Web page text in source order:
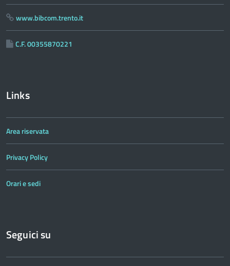
www.bibcom.trento.it
C.F. 00355870221
Links
Area riservata
Privacy Policy
Orari e sedi
Seguici su